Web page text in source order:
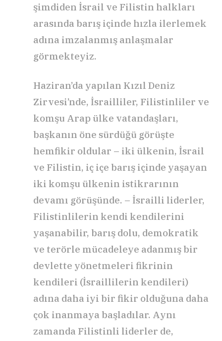
şimdiden İsrail ve Filistin halkları
arasında barış içinde hızla ilerlemek
adına imzalanmış anlaşmalar
görmekteyiz.
Haziran’da yapılan Kızıl Deniz
Zirvesi’nde, İsrailliler, Filistinliler ve
komşu Arap ülke vatandaşları,
başkanın öne sürdüğü görüşte
hemfikir oldular – iki ülkenin, İsrail
ve Filistin, iç içe barış içinde yaşayan
iki komşu ülkenin istikrarının
devamı görüşünde. – İsrailli liderler,
Filistinlilerin kendi kendilerini
yaşanabilir, barış dolu, demokratik
ve terörle mücadeleye adanmış bir
devlette yönetmeleri fikrinin
kendileri (İsraillilerin kendileri)
adına daha iyi bir fikir olduğuna daha
çok inanmaya başladılar. Aynı
zamanda Filistinli liderler de,